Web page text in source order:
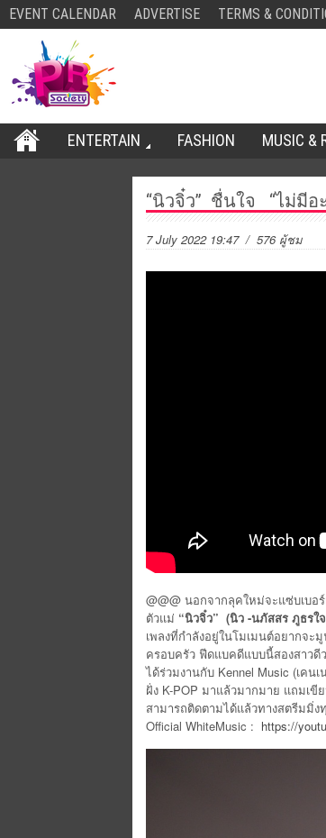
EVENT CALENDAR ADVERTISE TERMS &
ENTERTAIN FASHION MUSIC &
“นิวจิ๋ว” ชื่นใจ “ไม่มีอ
7 July 2022 19:47/ 576 ผู้ชม
@@@ นอกจากลุคใหม่จะแซ่บเบอ
ตัวแม่ “นิวจิ๋ว” (นิว -นภัสสร ภูธรใ
เพลงที่กำลังอยู่ในโมเมนต์อยากจ
ครอบครัว ฟีดแบคดีแบบนี้สองสาวดี
ได้ร่วมงานกับ Kennel Music (เคน
ฝั่ง K-POP มาแล้วมากมาย แถมเ
สามารถติดตามได้แล้วทางสตรีมมิ่
Official WhiteMusic : https://